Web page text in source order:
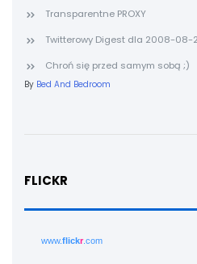
Transparentne PROXY
Twitterowy Digest dla 2008-08-
Chroń się przed samym sobą ;)
By Bed And Bedroom
FLICKR
www.flickr.com